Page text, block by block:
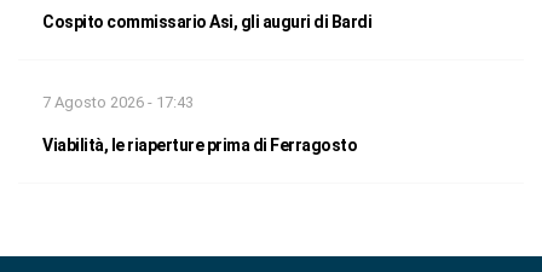
Cospito commissario Asi, gli auguri di Bardi
7 Agosto 2026 - 17:43
Viabilità, le riaperture prima di Ferragosto